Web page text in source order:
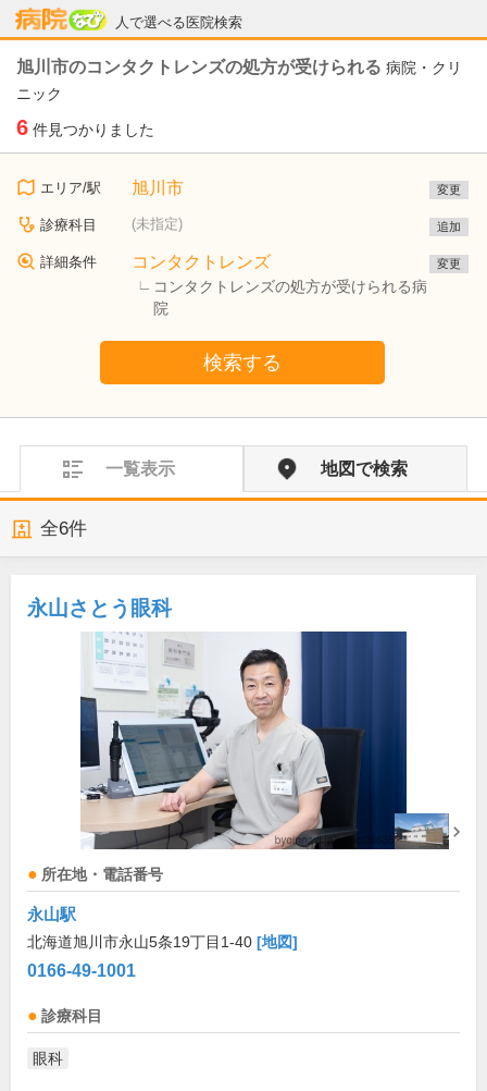
人で選べる医院検索
病院なび
旭川市のコンタクトレンズの処方が受けられる 病院・クリ
ニック
6 件見つかりました
エリア/駅 旭川市 変更
診療科目 (未指定) 追加
詳細条件 コンタクトレンズ
コンタクトレンズの処方が受けられる病
院
変更
検索する
一覧表示 地図で検索
全6件
永山さとう眼科
所在地・電話番号
永山駅
北海道旭川市永山5条19丁目1-40 [地図]
0166-49-1001
診療科目
眼科